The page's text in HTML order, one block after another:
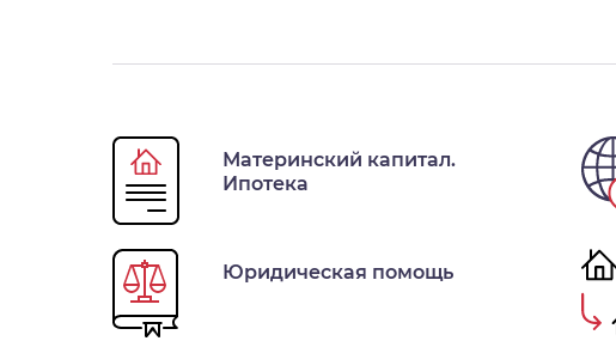
Материнский капитал.
Ипотека
Юридическая помощь